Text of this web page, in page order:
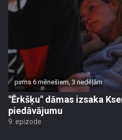
pirms 6 mēnešiem, 3 nedēļām
"Ērkšķu" dāmas izsaka
piedāvājumu
9. epizode